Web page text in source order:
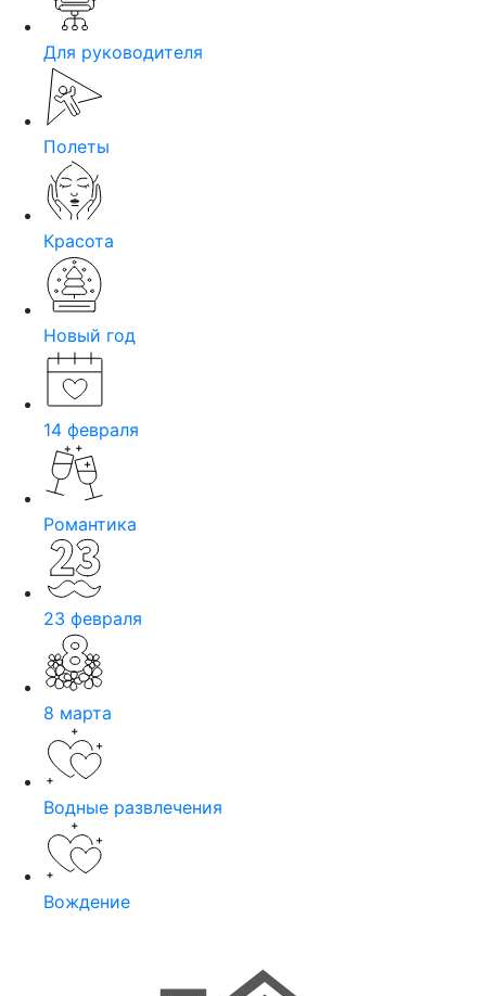
Для руководителя
Полеты
Красота
Новый год
14 февраля
Романтика
23 февраля
8 марта
Водные развлечения
Вождение